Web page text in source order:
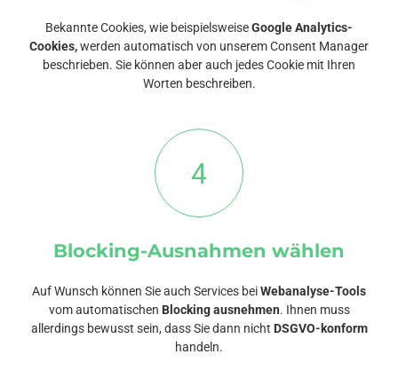
Bekannte Cookies, wie beispielsweiseGoogle Analytics-
Cookies,werden automatisch von unserem Consent Manager
beschrieben. Sie können aber auch jedes Cookie mit Ihren
Worten beschreiben.
4
Blocking-Ausnahmen wählen
Auf Wunsch können Sie auch Services beiWebanalyse-Tools
vom automatischen Blocking ausnehmen. Ihnen muss
allerdings bewusst sein, dass Sie dann nicht DSGVO-konform
handeln.